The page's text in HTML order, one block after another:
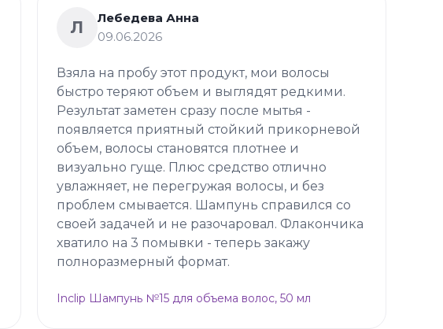
Л
Лебедева Анна
09.06.2026
Взяла на пробу этот продукт, мои волосы
быстро теряют объем и выглядят редкими.
Результат заметен сразу после мытья -
появляется приятный стойкий прикорневой
объем, волосы становятся плотнее и
визуально гуще. Плюс средство отлично
увлажняет, не перегружая волосы, и без
проблем смывается. Шампунь справился со
своей задачей и не разочаровал. Флакончика
хватило на 3 помывки - теперь закажу
полноразмерный формат.
Inclip Шампунь №15 для объема волос, 50 мл